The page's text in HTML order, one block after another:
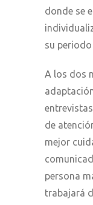
donde se
su
A los dos
de
mejor
persona
trabajará